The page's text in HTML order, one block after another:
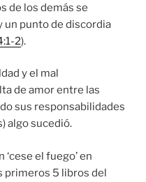
de los demás se
un punto de discordia
2).
y el mal
de amor entre las
sus responsabilidades
algo sucedió.
primeros 5 libros del